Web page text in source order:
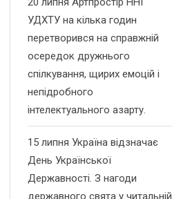
УДХТУ на кілька годин
перетворився на справжній
осередок дружнього
спілкування, щирих емоцій і
непідробного
інтелектуального азарту.
15 липня Україна відзначає
День Української
Державності. З нагоди
державного свята у читальній